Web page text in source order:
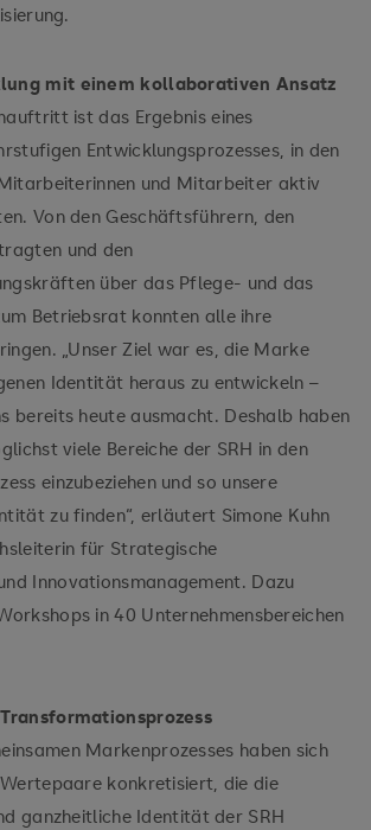
mit einem kollaborativen Ansatz
ist das Ergebnis eines
Entwicklungsprozesses, in den
und Mitarbeiter aktiv
Von den Geschäftsführern, den
und den
über das Pflege- und das
Betriebsrat konnten alle ihre
„Unser Ziel war es, die Marke
Identität heraus zu entwickeln –
bereits heute ausmacht. Deshalb haben
viele Bereiche der SRH in den
einzubeziehen und so unsere
zu finden“, erläutert Simone Kuhn
für Strategische
Innovationsmanagement. Dazu
in 40 Unternehmensbereichen
Markenprozesses haben sich
konkretisiert, die die
ganzheitliche Identität der SRH